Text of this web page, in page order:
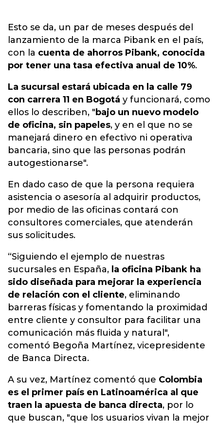
Esto se da, un par de meses después del
lanzamiento de la marca Pibank en el país,
con la cuenta de ahorros Pibank, conocida
por tener una tasa efectiva anual de 10%.
La sucursal estará ubicada en la calle 79
con carrera 11 en Bogotá y funcionará, como
ellos lo describen, "bajo un nuevo modelo
de oficina, sin papeles, y en el que no se
manejará dinero en efectivo ni operativa
bancaria, sino que las personas podrán
autogestionarse".
En dado caso de que la persona requiera
asistencia o asesoría al adquirir productos,
por medio de las oficinas contará con
consultores comerciales, que atenderán
sus solicitudes.
“Siguiendo el ejemplo de nuestras
sucursales en España, la oficina Pibank ha
sido diseñada para mejorar la experiencia
de relación con el cliente, eliminando
barreras físicas y fomentando la proximidad
entre cliente y consultor para facilitar una
comunicación más fluida y natural",
comentó Begoña Martínez, vicepresidente
de Banca Directa.
A su vez, Martínez comentó que Colombia
es el primer país en Latinoamérica al que
traen la apuesta de banca directa, por lo
que buscan, "que los usuarios vivan la mejor